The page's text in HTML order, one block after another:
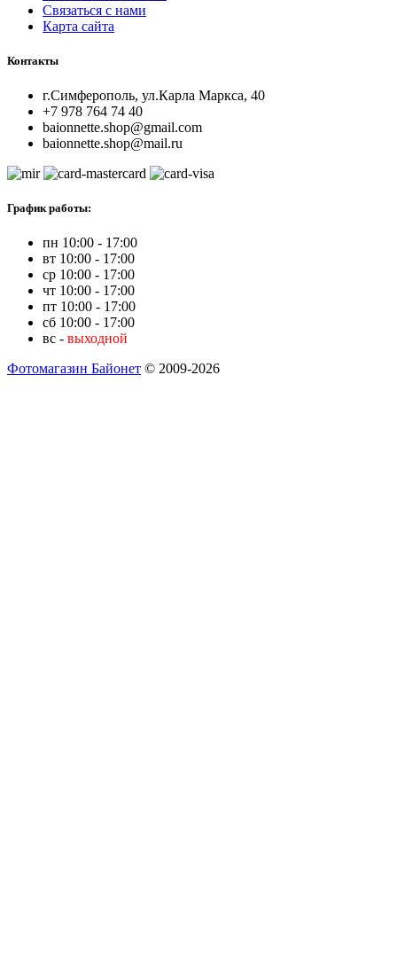
Связаться с нами
Карта сайта
Контакты
г.Симферополь, ул.Карла Маркса, 40
+7 978 764 74 40
baionnette.shop@gmail.com
baionnette.shop@mail.ru
График работы:
пн 10:00 - 17:00
вт 10:00 - 17:00
ср 10:00 - 17:00
чт 10:00 - 17:00
пт 10:00 - 17:00
сб 10:00 - 17:00
вс - выходной
Фотомагазин Байонет © 2009-2026